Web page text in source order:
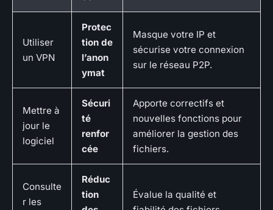
Utiliser
un VPN
Protec
tion de
l’anon
ymat
Masque votre IP et
sécurise votre connexion
sur le réseau P2P.
Mettre à
jour le
logiciel
Sécuri
té
renfor
cée
Apporte correctifs et
nouvelles fonctions pour
améliorer la gestion des
fichiers.
Consulte
r les
Réduc
tion
Évalue la qualité et